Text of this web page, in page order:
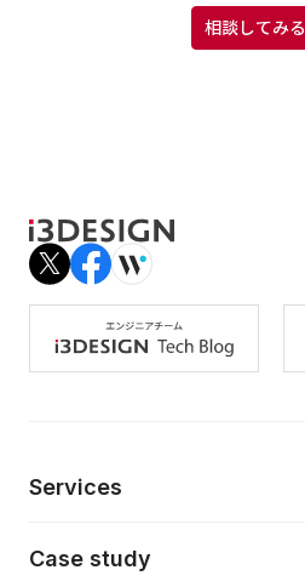
相談してみる
Services
Case study